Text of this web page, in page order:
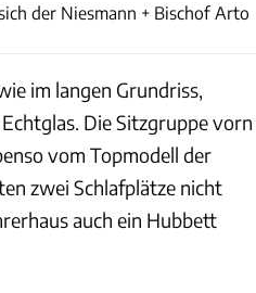
der Niesmann + Bischof Arto
im langen Grundriss,
Die Sitzgruppe vorn
vom Topmodell der
zwei Schlafplätze nicht
auch ein Hubbett